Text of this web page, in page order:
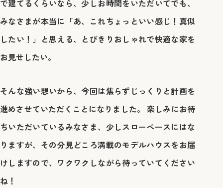
で建てるくらいなら、少しお時間をいただいてでも、
みなさまが本当に「あ、これちょっといい感じ！真似
したい！」と思える、とびきりおしゃれで快適な家を
お見せしたい。
そんな強い想いから、今回は焦らずじっくりと計画を
進めさせていただくことになりました。 楽しみにお待
ちいただいているみなさま、少しスローペースにはな
りますが、その分見どころ満載のモデルハウスをお届
けしますので、ワクワクしながら待っていてください
ね！